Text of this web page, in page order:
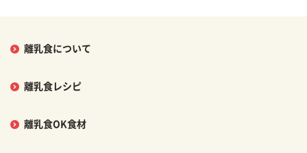
離乳食について
離乳食レシピ
離乳食OK食材